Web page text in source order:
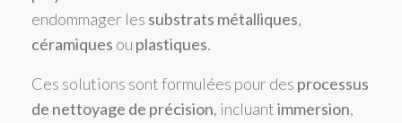
endommager les substrats métalliques,
céramiques ou plastiques.
Ces solutions sont formulées pour des processus
de nettoyage de précision, incluantimmersion,